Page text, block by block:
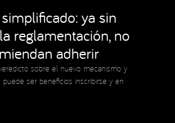
ya sin
reglamentación, no
adherir
sobre el nuevo mecanismo y
ser beneficios inscribirse y en